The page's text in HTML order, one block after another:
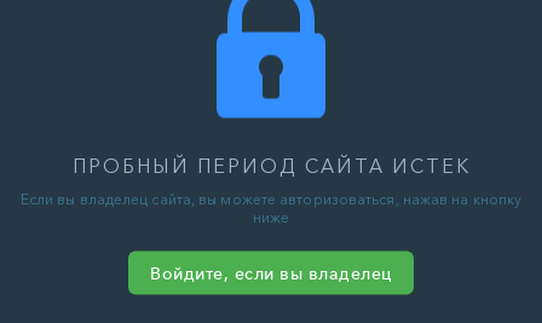
ПРОБНЫЙ ПЕРИОД САЙТА ИСТЕК
Если вы владелец сайта, вы можете авторизоваться, нажав на кнопку
ниже
Войдите, если вы владелец